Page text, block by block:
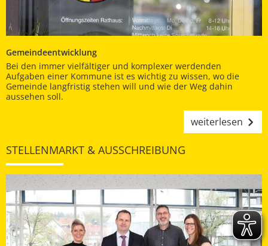
Gemeindeentwicklung
Bei den immer vielfältiger und komplexer werdenden
Aufgaben einer Kommune ist es wichtig zu wissen, wo die
Gemeinde langfristig stehen will und wie der Weg dahin
aussehen soll.
weiterlesen
STELLENMARKT & AUSSCHREIBUNG